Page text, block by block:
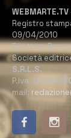
WEBMARTE.TV
Registro
09/04/2010
Direttore
Società
S.R.L.S.
P.Iva:
mail: